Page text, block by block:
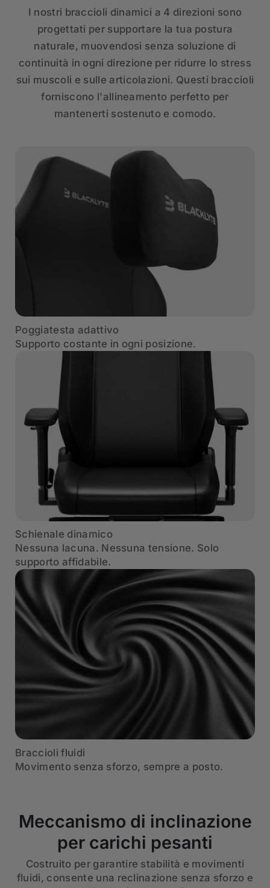
I nostri braccioli dinamici a 4 direzioni sono
progettati per supportare la tua postura
naturale, muovendosi senza soluzione di
continuità in ogni direzione per ridurre lo stress
sui muscoli e sulle articolazioni. Questi braccioli
forniscono l'allineamento perfetto per
mantenerti sostenuto e comodo.
Poggiatesta adattivo
Supporto costante in ogni posizione.
Schienale dinamico
Nessuna lacuna. Nessuna tensione. Solo
supporto affidabile.
Braccioli fluidi
Movimento senza sforzo, sempre a posto.
Meccanismo di inclinazione
per carichi pesanti
Costruito per garantire stabilità e movimenti
fluidi, consente una reclinazione senza sforzo e